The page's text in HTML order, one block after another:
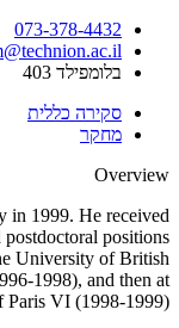
073-378-4432
בלומפילד 403
סקירה כללית
מחקר
Overview
in 1999. He received
postdoctoral positions
University of British
1998), and then at
VI (1998-1999).